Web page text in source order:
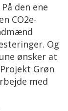
den ene
CO2e-
Og
ønsker at
Grøn
med